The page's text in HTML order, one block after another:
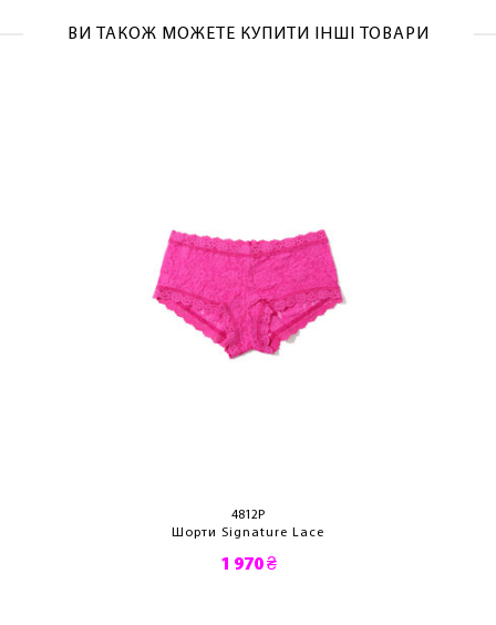
ВИ ТАКОЖ МОЖЕТЕ КУПИТИ ІНШІ ТОВАРИ
4812P
Шорти Signature Lace
1 970 ₴
ОТРИМАТИ!